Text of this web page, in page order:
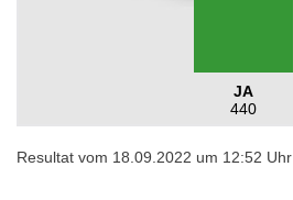
JA
440
Resultat vom 18.09.2022 um 12:52 Uhr